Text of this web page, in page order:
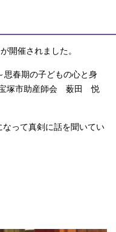
開催されました。
思春期の子どもの心と身
塚市助産師会 薮田 悦
って真剣に話を聞いてい